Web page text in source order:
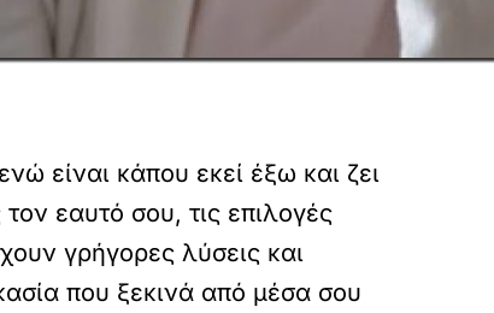
είναι κάπου εκεί έξω και ζει
εαυτό σου, τις επιλογές
γρήγορες λύσεις και
που ξεκινά από μέσα σου